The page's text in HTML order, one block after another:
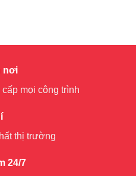
nơi
mọi công trình
thị trường
24/7